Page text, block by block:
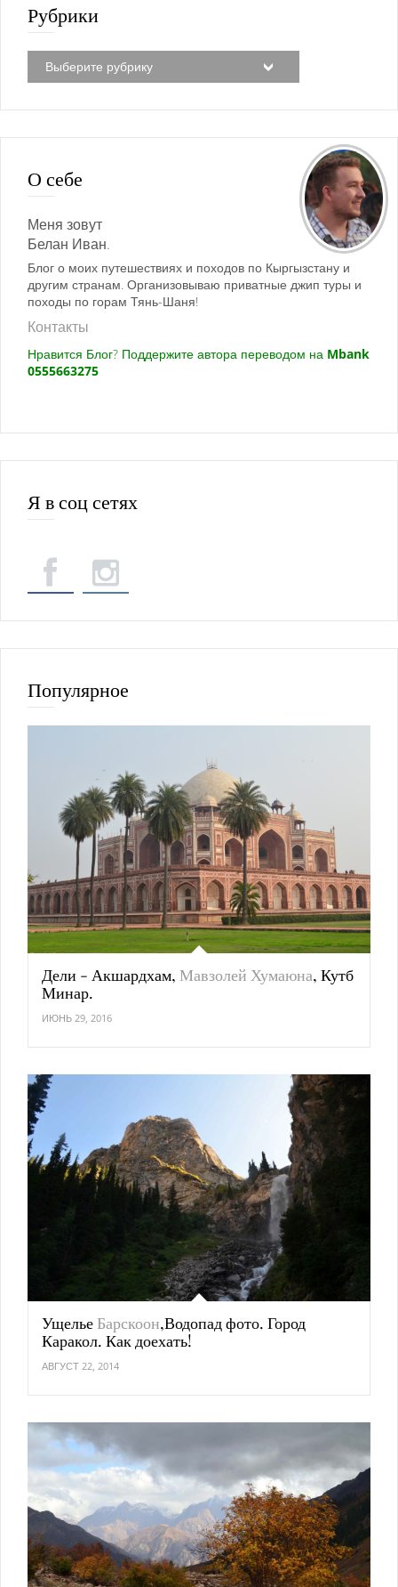
Рубрики
О себе
Меня зовут
Белан Иван.
Блог о моих путешествиях и походов по Кыргызстану и
другим странам. Организовываю приватные джип туры и
походы по горам Тянь-Шаня!
Контакты
Нравится Блог? Поддержите автора переводом на Mbank
0555663275
Я в соц сетях
Популярное
Дели - Акшардхам, Мавзолей Хумаюна, Кутб
Минар.
ИЮНЬ 29, 2016
УщельеБарскоон,Водопад фото. Город
Каракол. Как доехать!
АВГУСТ 22, 2014